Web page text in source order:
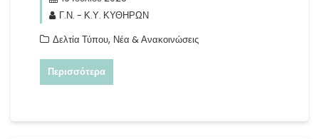
Γ.Ν. - Κ.Υ. ΚΥΘΗΡΩΝ
Δελτία Τύπου, Νέα & Ανακοινώσεις
Περισσότερα